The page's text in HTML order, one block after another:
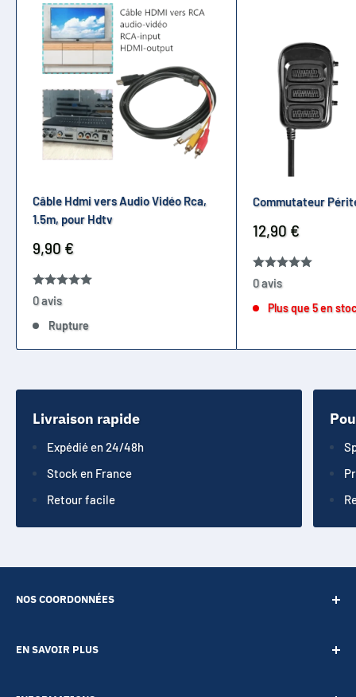
Câble Hdmi vers Audio Vidéo Rca,
1.5m, pour Hdtv
Prix
réduit
9,90 €
0 avis
Rupture
Commutateur
Prix
réduit
12,90 €
0 avis
Plus que 5 en
Livraison rapide
Expédié en 24/48h
Stock en France
Retour facile
NOS COORDONNÉES
EN SAVOIR PLUS